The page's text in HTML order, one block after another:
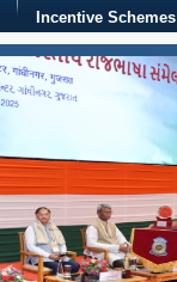
Incentive Schemes